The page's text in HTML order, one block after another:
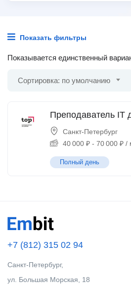
Показать фильтры
Показывается единственный
Сортировка: по умолчанию
Преподаватель IT
Санкт-Петербург
40 000 ₽ - 70 000 ₽ /
Полный день
+7 (812) 315 02 94
Санкт-Петербург,
ул. Большая Морская, 18